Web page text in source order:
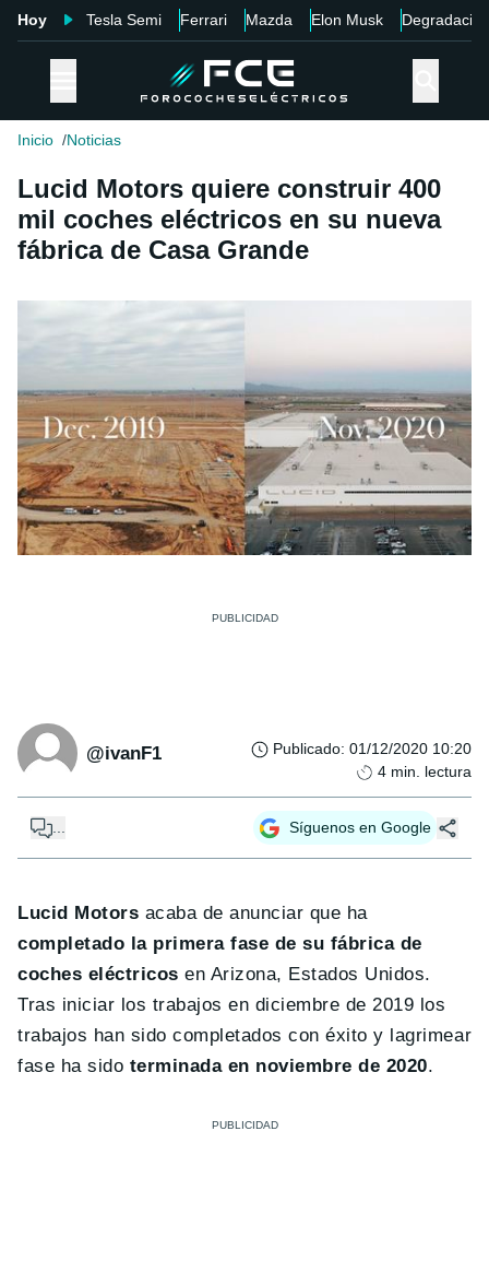
Hoy Tesla Semi Ferrari Mazda Elon Musk Degradación
Inicio Noticias
Lucid Motors quiere construir 400
mil coches eléctricos en su nueva
fábrica de Casa Grande
@ivanF1 Publicado: 01/12/2020 10:20
4 min. lectura
... Síguenos en Google
Lucid Motors acaba de anunciar que ha
completado la primera fase de su fábrica de
coches eléctricosen Arizona, Estados Unidos.
Tras iniciar los trabajos en diciembre de 2019 los
trabajos han sido completados con éxito y lagrimear
fase ha sido terminada en noviembre de 2020.